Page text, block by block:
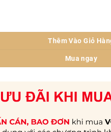
hãng RM-P061-3066-RW2-S DARK
Thêm Vào Giỏ
Mua ngay